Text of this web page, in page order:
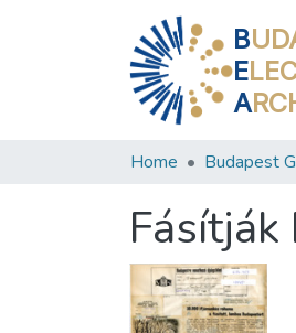
B
E
A
Home Budapest